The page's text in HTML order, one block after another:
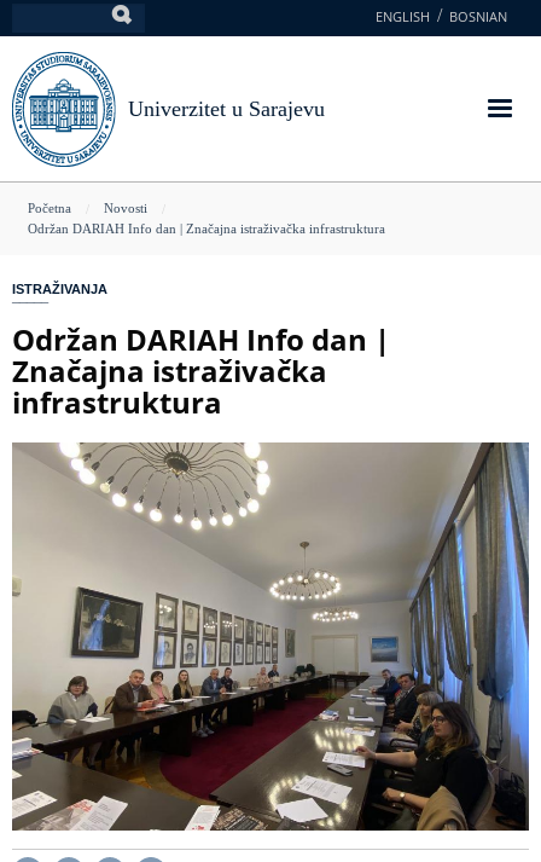
na
glavni
sadržaj
ENGLISH BOSNIAN
Univerzitet u Sarajevu
You
here
Početna
Novosti
Održan DARIAH Info dan | Značajna istraživačka infrastruktura
ISTRAŽIVANJA
Održan DARIAH Info dan |
Značajna istraživačka
infrastruktura